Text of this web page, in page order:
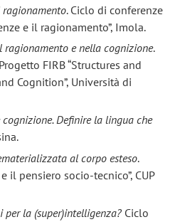
ragionamento. Ciclo di conferenze
e il ragionamento”, Imola.
ragionamento e nella cognizione.
FIRB “Structures and
Cognition”, Università di
cognizione. Definire la lingua che
al corpo esteso.
il pensiero socio-tecnico”, CUP
per la (super)intelligenza?Ciclo